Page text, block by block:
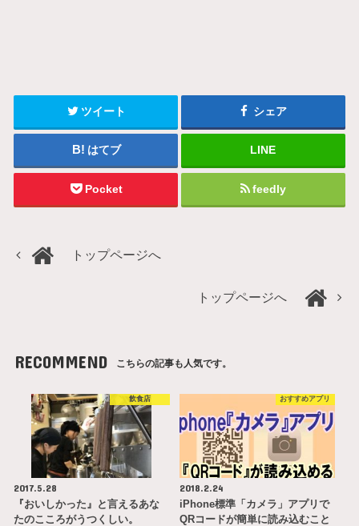
ツイート シェア
はてブ LINE
Pocket feedly
トップページへ
トップページへ
RECOMMEND こちらの記事も人気です。
飲食店
2017.5.28
『おいしかった』と言えるあな
たのこころがうつくしい。
おすすめアプリ
2018.2.24
iPhone標準「カメラ」アプリで
QRコードが簡単に読み込むこと